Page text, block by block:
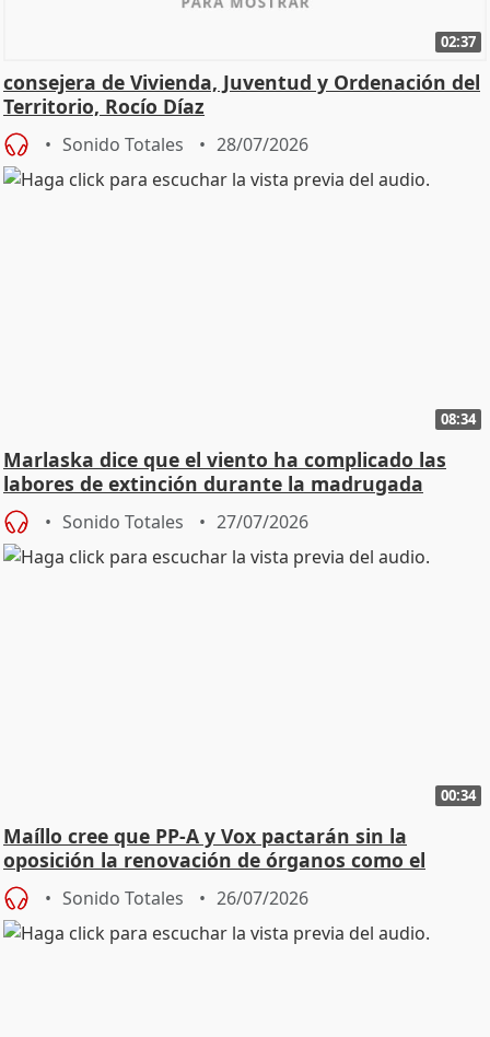
02:37
consejera de Vivienda, Juventud y Ordenación del
Territorio, Rocío Díaz
Sonido Totales 28/07/2026
08:34
Marlaska dice que el viento ha complicado las
labores de extinción durante la madrugada
Sonido Totales 27/07/2026
00:34
Maíllo cree que PP-A y Vox pactarán sin la
oposición la renovación de órganos como el
Defensor
Sonido Totales 26/07/2026